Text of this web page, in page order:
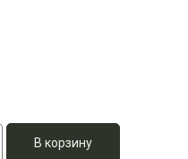
В корзину